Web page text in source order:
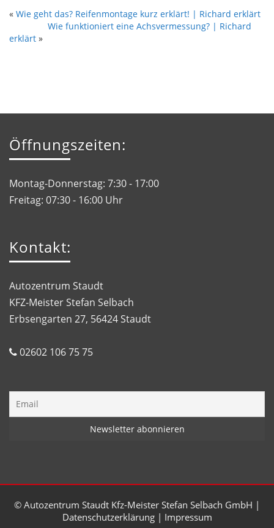
« Wie geht das? Reifenmontage kurz erklärt! | Richard erklärt
Wie funktioniert eine Achsvermessung? | Richard
erklärt »
Öffnungszeiten:
Montag-Donnerstag: 7:30 - 17:00
Freitag: 07:30 - 16:00 Uhr
Kontakt:
Autozentrum Staudt
KFZ-Meister Stefan Selbach
Erbsengarten 27, 56424 Staudt
02602 106 75 75
© Autozentrum Staudt Kfz-Meister Stefan Selbach GmbH |
Datenschutzerklärung| Impressum